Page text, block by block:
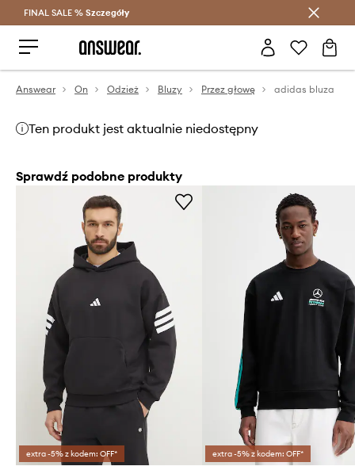
Oszczędzaj z Answear Club >
FINAL SALE % Szczegóły
Answear On Odzież Bluzy Przez głowę adidas bluza
Ten produkt jest aktualnie niedostępny
Sprawdź podobne produkty
extra -5% z kodem: OFF* extra -5% z kodem: OFF*